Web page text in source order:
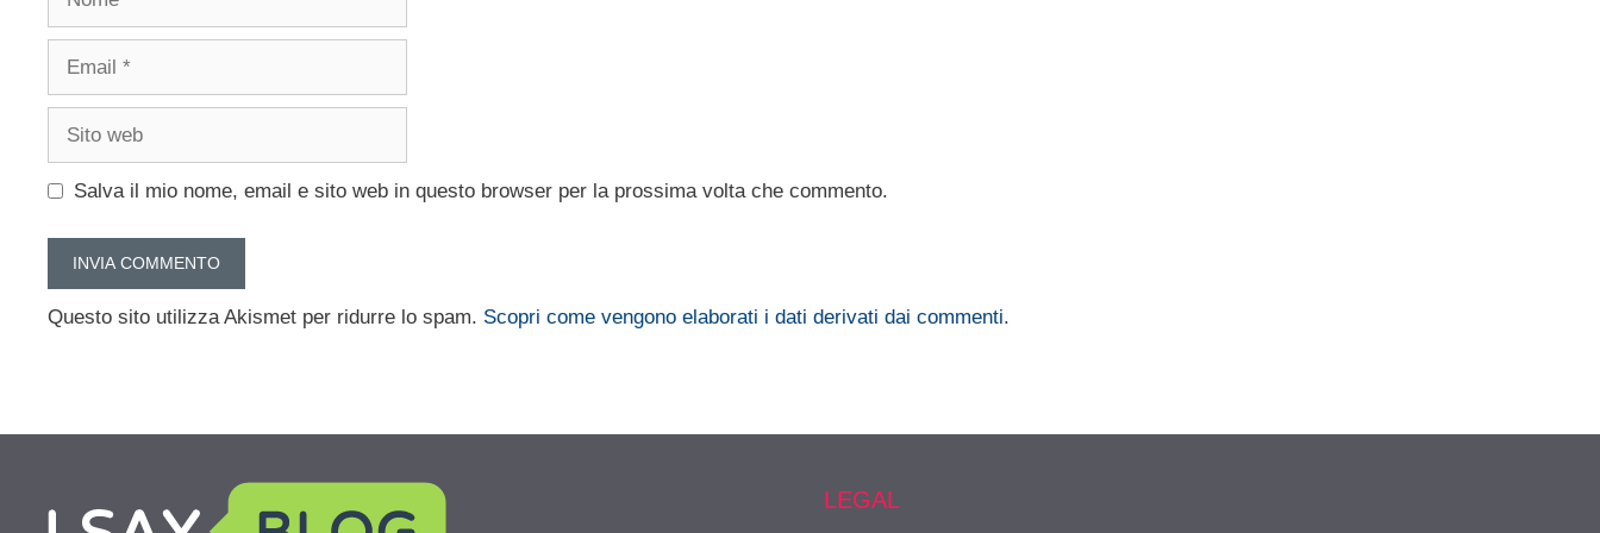
Email
Sito
Salva il mio nome, email e sito web in questo browser per la prossima volta che commento.
Questo sito utilizza Akismet per ridurre lo spam. Scopri come vengono elaborati i dati derivati dai commenti.
LEGAL